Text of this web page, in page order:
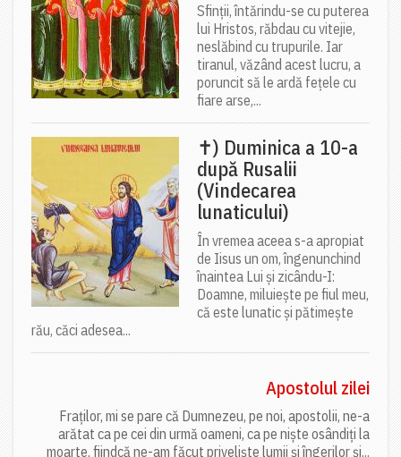
Sfinții, întărindu-se cu puterea
lui Hristos, răbdau cu vitejie,
neslăbind cu trupurile. Iar
tiranul, văzând acest lucru, a
poruncit să le ardă fețele cu
fiare arse,...
✝) Duminica a 10-a
după Rusalii
(Vindecarea
lunaticului)
În vremea aceea s-a apropiat
de Iisus un om, îngenunchind
înaintea Lui și zicându-I:
Doamne, miluiește pe fiul meu,
că este lunatic și pătimește
rău, căci adesea...
Apostolul zilei
Fraților, mi se pare că Dumnezeu, pe noi, apostolii, ne-a
arătat ca pe cei din urmă oameni, ca pe niște osândiți la
moarte, fiindcă ne-am făcut priveliște lumii și îngerilor și...